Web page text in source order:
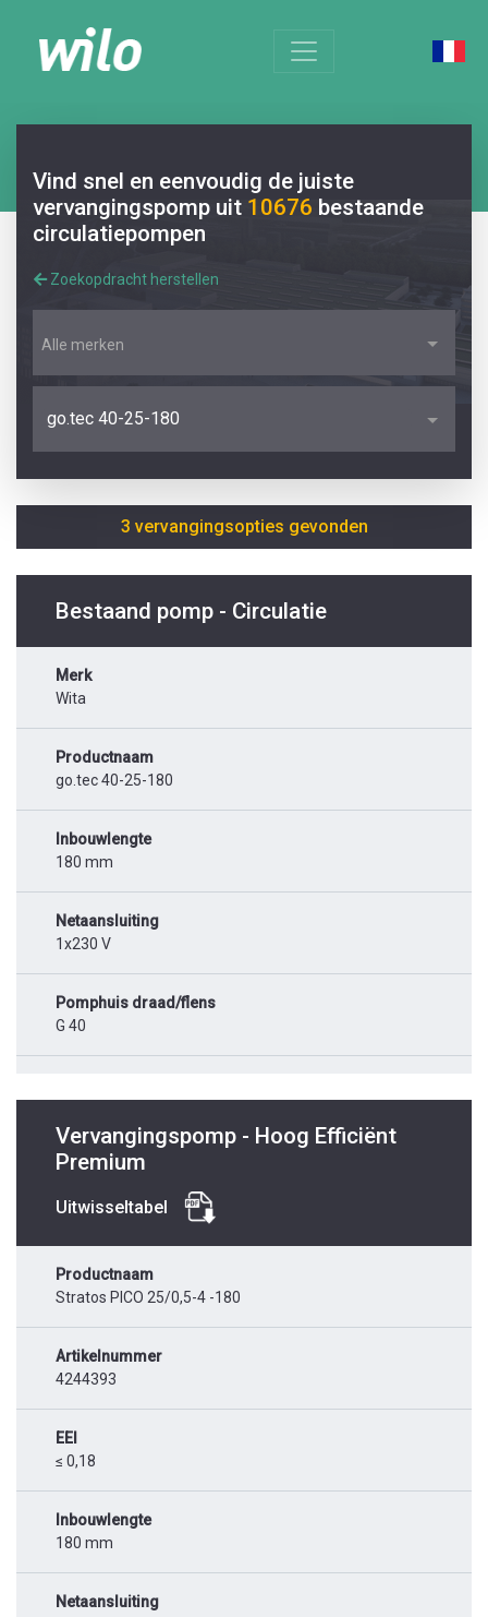
Vind snel en eenvoudig de juiste
vervangingspomp uit 10676 bestaande
circulatiepompen
Zoekopdracht herstellen
Alle merken
go.tec 40-25-180
3 vervangingsopties gevonden
Bestaand pomp - Circulatie
Merk
Wita
Productnaam
go.tec 40-25-180
Inbouwlengte
180 mm
Netaansluiting
1x230 V
Pomphuis draad/flens
G 40
Vervangingspomp - Hoog Efficiënt
Premium
Uitwisseltabel
Productnaam
Stratos PICO 25/0,5-4 -180
Artikelnummer
4244393
EEI
≤ 0,18
Inbouwlengte
180 mm
Netaansluiting